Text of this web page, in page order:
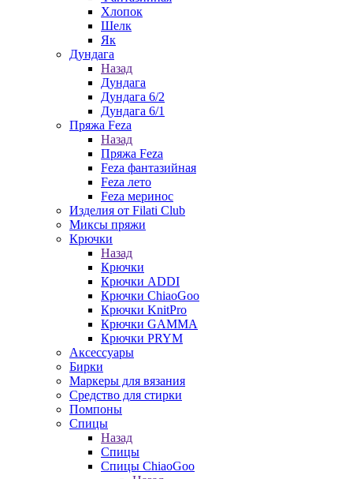
Хлопок
Шелк
Як
Дундага
Назад
Дундага
Дундага 6/2
Дундага 6/1
Пряжа Feza
Назад
Пряжа Feza
Feza фантазийная
Feza лето
Feza меринос
Изделия от Filati Club
Миксы пряжи
Крючки
Назад
Крючки
Крючки ADDI
Крючки ChiaoGoo
Крючки KnitPro
Крючки GAMMA
Крючки PRYM
Аксессуары
Бирки
Маркеры для вязания
Средство для стирки
Помпоны
Спицы
Назад
Спицы
Спицы ChiaoGoo